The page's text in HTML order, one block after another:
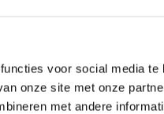
voor social media te
onze site met onze
met andere